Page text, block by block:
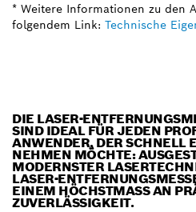
* Weitere Informationen zu den
folgendem Link: Technische
DIE LASER-
SIND IDEAL FÜR JEDEN
ANWENDER, DER SCHNELL
EHMEN MÖCHTE:
ODERNSTER
ASER-
INEM HÖCHSTMASS AN
VERLÄSSIGKEIT.